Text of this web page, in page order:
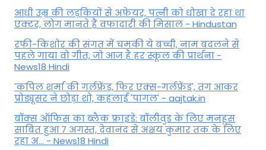
आधी उम्र की लड़कियों से अफेयर, पत्नी को धोखा दे रहा था
एक्टर, लोग मानते हैं वफादारी की मिसाल - Hindustan
रफी-किशोर की संगत में चमकी ये बच्ची, नाम बदलने से
पहले गाया वो गीत, जो आज है हर स्कूल की प्रार्थना -
News18 Hindi
'कपिल शर्मा की गर्लफ्रेंड, फिर एक्स-गर्लफ्रेंड', तंग आकर
प्रोड्यूसर ने छोड़ा शो, कहलाई 'पागल' - aajtak.in
बॉक्स ऑफिस का ब्लैक फ्राइडे: बॉलीवुड के लिए मनहूस
साबित हुआ 7 अगस्त, देवानंद से अक्षय कुमार तक के लिए
रहा अ... - News18 Hindi